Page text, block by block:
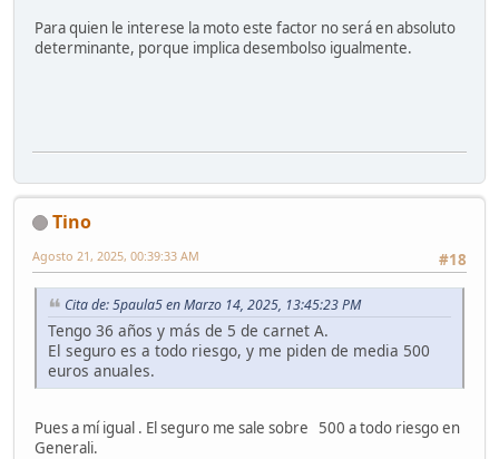
Para quien le interese la moto este factor no será en absoluto
determinante, porque implica desembolso igualmente.
Tino
#18
Agosto 21, 2025, 00:39:33 AM
Cita de: 5paula5 en Marzo 14, 2025, 13:45:23 PM
Tengo 36 años y más de 5 de carnet A.
El seguro es a todo riesgo, y me piden de media 500
euros anuales.
Pues a mí igual . El seguro me sale sobre 500 a todo riesgo en
Generali.